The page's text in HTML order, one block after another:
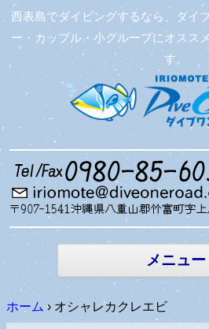
西表島でダイビングするなら、ダイ
ー・カップル・小グループにオスス
す。
メニュー
ホーム › オシャレカクレエビ